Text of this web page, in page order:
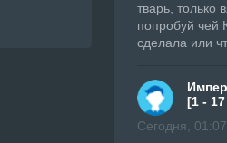
тварь, только
попробуй чей
сделала или
[1 -
Сегодня, 01:07